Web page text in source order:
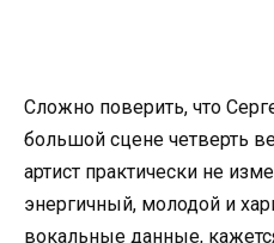
Сложно поверить, что
большой сцене четверть
артист практически не
энергичный, молодой и
вокальные данные,